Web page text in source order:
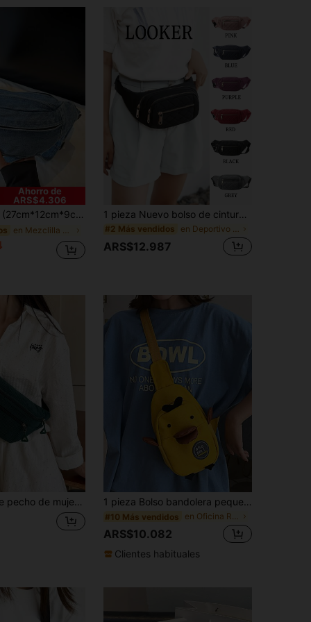
4,93
1.7K
Ahorro de
ARS$4.306
mensajero, el material es resistente a los arañazos y al desgaste, adecuado para compras, citas, salidas, viajes al trabajo, longitud ajustable de la correa, regalo para familia, amigos, novia, bolso de pecho de mujer casual y elegante en azul claro 1 pieza Nuevo bolso de cintura de mujer, de material de nailon, bordado, grueso y resistente al desgaste, con cierre de cremallera, de múltiples capas, sencillo y ligero, casual, elegante, adorable, con gran capacidad, bolso cruzado para el pecho, adecuado para deportes
#2 Más vendidos
ARS$12.987
de pana, versátil, simple, deportivo, de viaje, estilo callejero 1 pieza Bolso bandolera pequeño con cierre de cremallera con diseño de pato blanco de moda y lindo, bolso de hombro de estilo de dibujos animados únicos para chica joven de campus
#10 Más vendidos en Oficina Riñoneras para mujer
ARS$10.082
Clientes habituales